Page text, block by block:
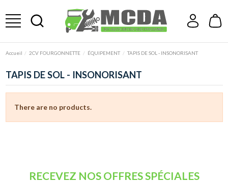
Accueil 2CV FOURGONNETTE ÉQUIPEMENT TAPIS DE SOL - INSONORISANT
TAPIS DE SOL - INSONORISANT
There are no products.
RECEVEZ NOS OFFRES SPÉCIALES